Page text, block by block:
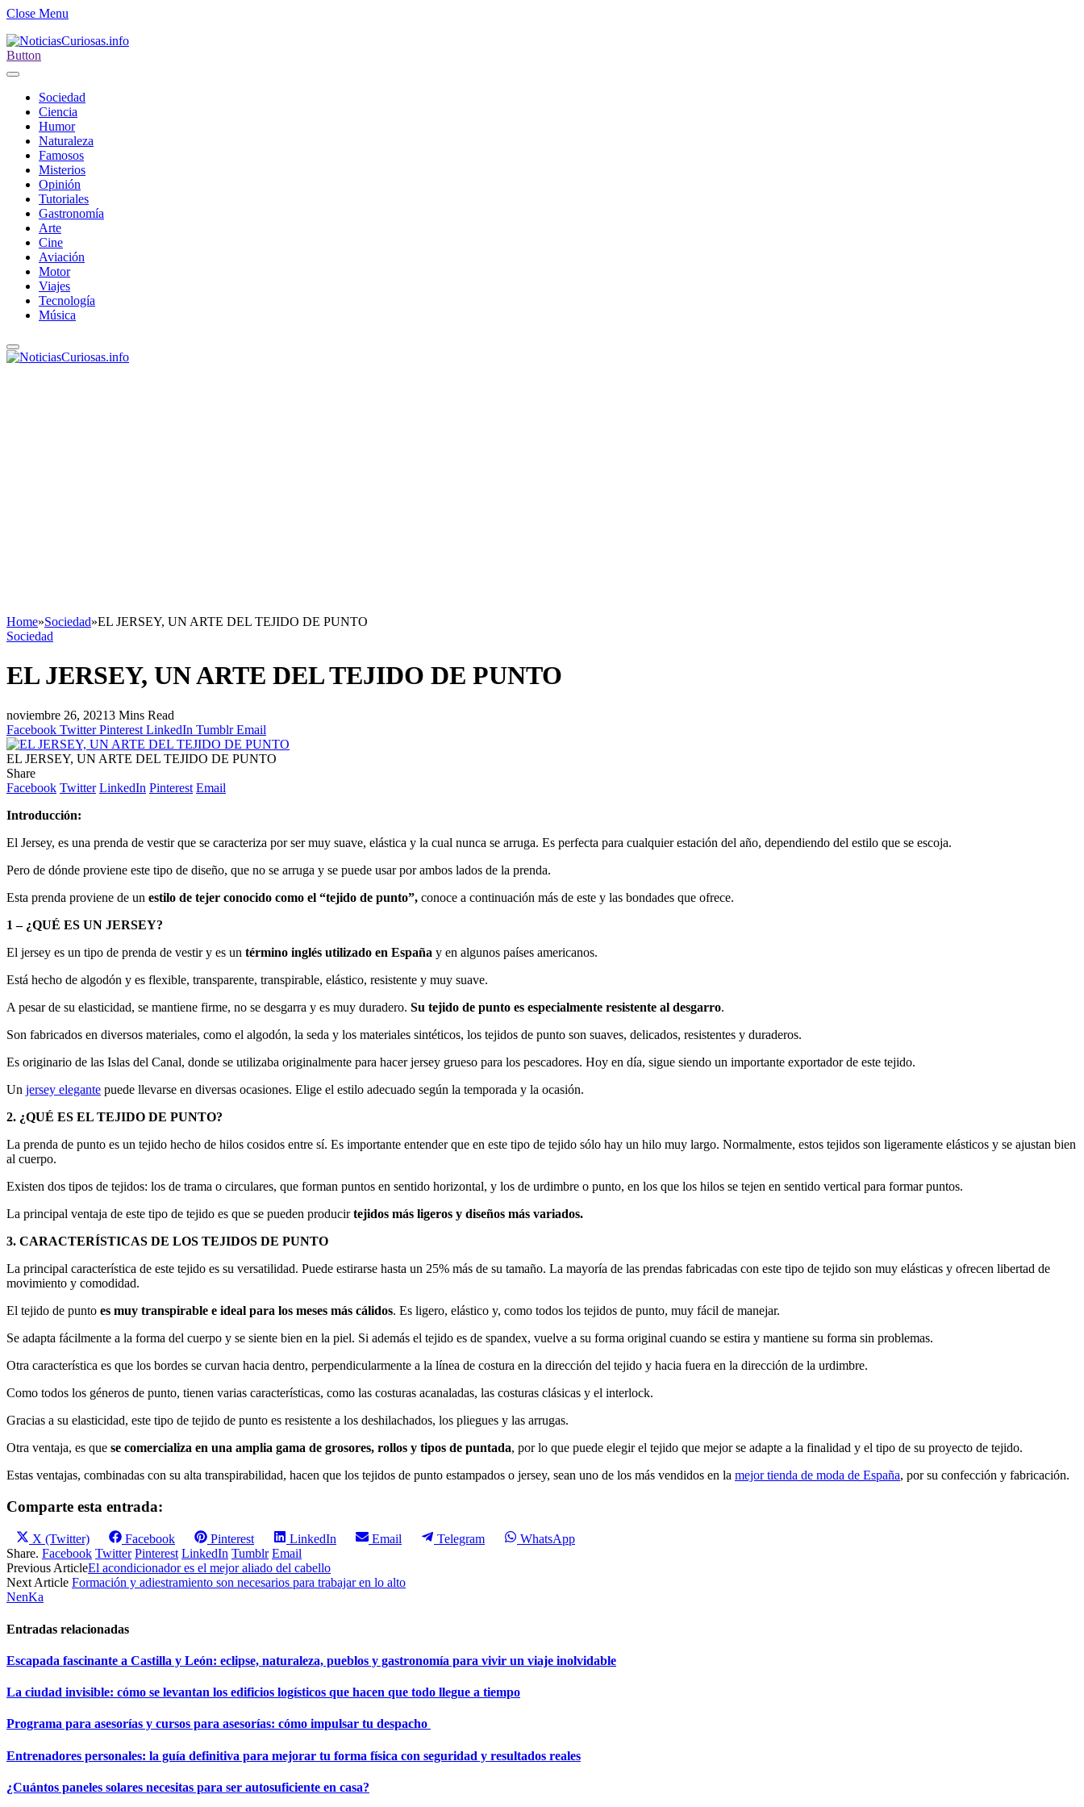
Close Menu
Button
Sociedad
Ciencia
Humor
Naturaleza
Famosos
Misterios
Opinión
Tutoriales
Gastronomía
Arte
Cine
Aviación
Motor
Viajes
Tecnología
Música
Home»Sociedad»EL JERSEY, UN ARTE DEL TEJIDO DE PUNTO
Sociedad
EL JERSEY, UN ARTE DEL TEJIDO DE PUNTO
noviembre 26, 20213 Mins Read
Facebook Twitter Pinterest LinkedIn Tumblr Email
EL JERSEY, UN ARTE DEL TEJIDO DE PUNTO
Share
Facebook Twitter LinkedIn Pinterest Email
Introducción:
El Jersey, es una prenda de vestir que se caracteriza por ser muy suave, elástica y la cual nunca se arruga. Es perfecta para cualquier estación del año, dependiendo del estilo que se escoja.
Pero de dónde proviene este tipo de diseño, que no se arruga y se puede usar por ambos lados de la prenda.
Esta prenda proviene de un estilo de tejer conocido como el “tejido de punto”, conoce a continuación más de este y las bondades que ofrece.
1 – ¿QUÉ ES UN JERSEY?
El jersey es un tipo de prenda de vestir y es un término inglés utilizado en España y en algunos países americanos.
Está hecho de algodón y es flexible, transparente, transpirable, elástico, resistente y muy suave.
A pesar de su elasticidad, se mantiene firme, no se desgarra y es muy duradero. Su tejido de punto es especialmente resistente al desgarro.
Son fabricados en diversos materiales, como el algodón, la seda y los materiales sintéticos, los tejidos de punto son suaves, delicados, resistentes y duraderos.
Es originario de las Islas del Canal, donde se utilizaba originalmente para hacer jersey grueso para los pescadores. Hoy en día, sigue siendo un importante exportador de este tejido.
Un jersey elegante puede llevarse en diversas ocasiones. Elige el estilo adecuado según la temporada y la ocasión.
2. ¿QUÉ ES EL TEJIDO DE PUNTO?
La prenda de punto es un tejido hecho de hilos cosidos entre sí. Es importante entender que en este tipo de tejido sólo hay un hilo muy largo. Normalmente, estos tejidos son ligeramente elásticos y se ajustan bien
al cuerpo.
Existen dos tipos de tejidos: los de trama o circulares, que forman puntos en sentido horizontal, y los de urdimbre o punto, en los que los hilos se tejen en sentido vertical para formar puntos.
La principal ventaja de este tipo de tejido es que se pueden producirtejidos más ligeros y diseños más variados.
3. CARACTERÍSTICAS DE LOS TEJIDOS DE PUNTO
La principal característica de este tejido es su versatilidad. Puede estirarse hasta un 25% más de su tamaño. La mayoría de las prendas fabricadas con este tipo de tejido son muy elásticas y ofrecen libertad de
movimiento y comodidad.
El tejido de punto es muy transpirable e ideal para los meses más cálidos. Es ligero, elástico y, como todos los tejidos de punto, muy fácil de manejar.
Se adapta fácilmente a la forma del cuerpo y se siente bien en la piel. Si además el tejido es de spandex, vuelve a su forma original cuando se estira y mantiene su forma sin problemas.
Otra característica es que los bordes se curvan hacia dentro, perpendicularmente a la línea de costura en la dirección del tejido y hacia fuera en la dirección de la urdimbre.
Como todos los géneros de punto, tienen varias características, como las costuras acanaladas, las costuras clásicas y el interlock.
Gracias a su elasticidad, este tipo de tejido de punto es resistente a los deshilachados, los pliegues y las arrugas.
Otra ventaja, es que se comercializa en una amplia gama de grosores, rollos y tipos de puntada, por lo que puede elegir el tejido que mejor se adapte a la finalidad y el tipo de su proyecto de tejido.
Estas ventajas, combinadas con su alta transpirabilidad, hacen que los tejidos de punto estampados o jersey, sean uno de los más vendidos en la mejor tienda de moda de España, por su confección y fabricación.
Comparte esta entrada:
Compartir
en
X (Twitter)
Compartir
en
Facebook
Compartir
en
Pinterest
Compartir
en
LinkedIn
Compartir
Email
Compartir
Telegram
Compartir
WhatsApp
Share. Facebook Twitter Pinterest LinkedIn Tumblr Email
Previous ArticleEl acondicionador es el mejor aliado del cabello
Next Article Formación y adiestramiento son necesarios para trabajar en lo alto
NenKa
Entradas relacionadas
Escapada fascinante a Castilla y León: eclipse, naturaleza, pueblos y gastronomía para vivir un viaje inolvidable
La ciudad invisible: cómo se levantan los edificios logísticos que hacen que todo llegue a tiempo
Programa para asesorías y cursos para asesorías: cómo impulsar tu despacho
Entrenadores personales: la guía definitiva para mejorar tu forma física con seguridad y resultados reales
¿Cuántos paneles solares necesitas para ser autosuficiente en casa?